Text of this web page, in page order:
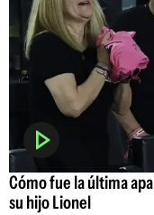
Cómo fue la última
su hijo Lionel